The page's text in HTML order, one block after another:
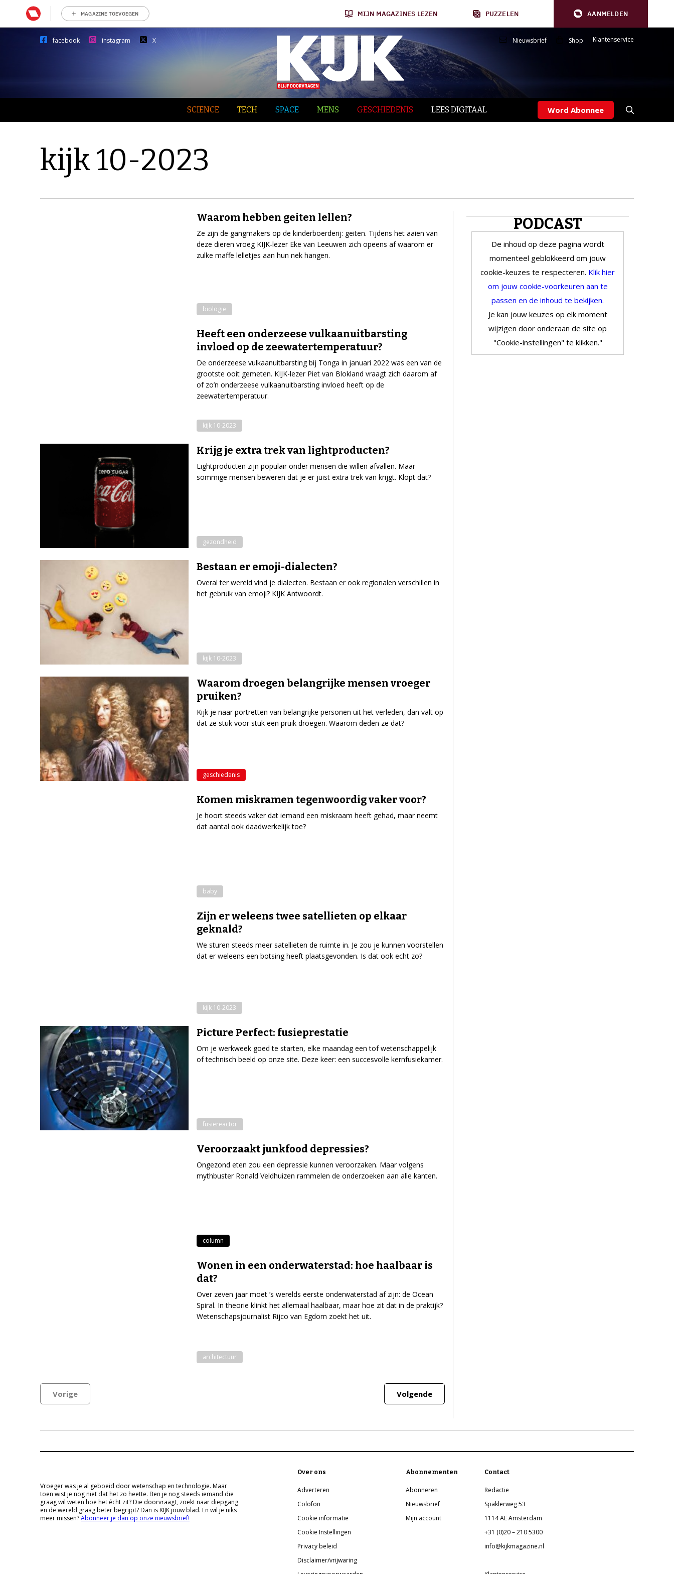
MAGAZINE TOEVOEGEN MIJN MAGAZINES LEZEN PUZZELEN AANMELDEN
facebook instagram X Nieuwsbrief Shop Klantenservice
SCIENCE TECH SPACE MENS GESCHIEDENIS LEES DIGITAAL Word Abonnee
kijk 10-2023
Waarom hebben geiten lellen?
Ze zijn de gangmakers op de kinderboerderij: geiten. Tijdens het aaien van
deze dieren vroeg KIJK-lezer Eke van Leeuwen zich opeens af waarom er
zulke maffe lelletjes aan hun nek hangen.
biologie
Heeft een onderzeese vulkaanuitbarsting
invloed op de zeewatertemperatuur?
De onderzeese vulkaanuitbarsting bij Tonga in januari 2022 was een van de
grootste ooit gemeten. KIJK-lezer Piet van Blokland vraagt zich daarom af
of zo’n onderzeese vulkaanuitbarsting invloed heeft op de
zeewatertemperatuur.
kijk 10-2023
Krijg je extra trek van lightproducten?
Lightproducten zijn populair onder mensen die willen afvallen. Maar
sommige mensen beweren dat je er juist extra trek van krijgt. Klopt dat?
gezondheid
Bestaan er emoji-dialecten?
Overal ter wereld vind je dialecten. Bestaan er ook regionalen verschillen in
het gebruik van emoji? KIJK Antwoordt.
kijk 10-2023
Waarom droegen belangrijke mensen vroeger
pruiken?
Kijk je naar portretten van belangrijke personen uit het verleden, dan valt op
dat ze stuk voor stuk een pruik droegen. Waarom deden ze dat?
geschiedenis
Komen miskramen tegenwoordig vaker voor?
Je hoort steeds vaker dat iemand een miskraam heeft gehad, maar neemt
dat aantal ook daadwerkelijk toe?
baby
Zijn er weleens twee satellieten op elkaar
geknald?
We sturen steeds meer satellieten de ruimte in. Je zou je kunnen voorstellen
dat er weleens een botsing heeft plaatsgevonden. Is dat ook echt zo?
kijk 10-2023
Picture Perfect: fusieprestatie
Om je werkweek goed te starten, elke maandag een tof wetenschappelijk
of technisch beeld op onze site. Deze keer: een succesvolle kernfusiekamer.
fusiereactor
Veroorzaakt junkfood depressies?
Ongezond eten zou een depressie kunnen veroorzaken. Maar volgens
mythbuster Ronald Veldhuizen rammelen de onderzoeken aan alle kanten.
column
Wonen in een onderwaterstad: hoe haalbaar is
dat?
Over zeven jaar moet ’s werelds eerste onderwaterstad af zijn: de Ocean
Spiral. In theorie klinkt het allemaal haalbaar, maar hoe zit dat in de praktijk?
Wetenschapsjournalist Rijco van Egdom zoekt het uit.
architectuur
Vorige Volgende
PODCAST
De inhoud op deze pagina wordt
momenteel geblokkeerd om jouw
cookie-keuzes te respecteren. Klik hier
om jouw cookie-voorkeuren aan te
passen en de inhoud te bekijken.
Je kan jouw keuzes op elk moment
wijzigen door onderaan de site op
"Cookie-instellingen" te klikken."
Vroeger was je al geboeid door wetenschap en technologie. Maar
toen wist je nog niet dat het zo heette. Ben je nog steeds iemand die
graag wil weten hoe het écht zit? Die doorvraagt, zoekt naar diepgang
en de wereld graag beter begrijpt? Dan is KIJK jouw blad. En wil je niks
meer missen?Abonneer je dan op onze nieuwsbrief!
Over ons
Adverteren
Colofon
Cookie informatie
Cookie Instellingen
Privacy beleid
Disclaimer/vrijwaring
Abonnementen
Abonneren
Nieuwsbrief
Mijn account
Contact
Redactie
Spaklerweg 53
1114 AE Amsterdam
+31 (0)20 – 210 5300
info@kijkmagazine.nl